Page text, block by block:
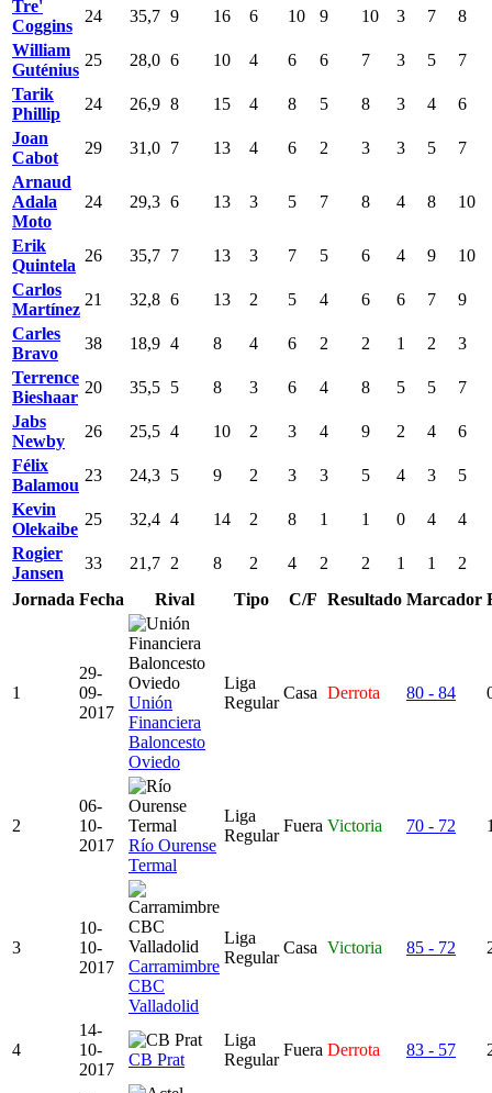
Tre'
Coggins
24 35,7 9 16 6 10 9 10 3 7
8
William
Guténius
25 28,0 6 10 4 6 6 7 3 5
7
Tarik
Phillip
24 26,9 8 15 4 8 5 8 3 4
6
Joan
Cabot
29 31,0 7 13 4 6 2 3 3 5
7
Arnaud
Adala
Moto
24 29,3 6 13 3 5 7 8 4 8 10
Erik
Quintela
26 35,7 7 13 3 7 5 6 4 9
10
Carlos
Martínez
21 32,8 6 13 2 5 4 6 6 7
9
Carles
Bravo
38 18,9 4 8 4 6 2 2 1 2
3
Terrence
Bieshaar
20 35,5 5 8 3 6 4 8 5 5
7
Jabs
Newby
26 25,5 4 10 2 3 4 9 2 4
6
Félix
Balamou
23 24,3 5 9 2 3 3 5 4 3
5
Kevin
Olekaibe
25 32,4 4 14 2 8 1 1 0 4
4
Rogier
Jansen
33 21,7 2 8 2 4 2 2 1 1
2
Jornada Fecha Rival Tipo C/F Resultado Marcador
1
29-
09-
2017
Unión
Financiera
Baloncesto
Oviedo
Liga
Regular
Casa Derrota 80 - 84
2
06-
10-
2017
Río Ourense
Termal
Liga
Regular
Fuera Victoria 70 - 72
3
10-
10-
2017
Carramimbre
CBC
Valladolid
Liga
Regular
Casa Victoria 85 - 72
4
14-
10-
2017
CB Prat
Liga
Regular
Fuera Derrota 83 - 57